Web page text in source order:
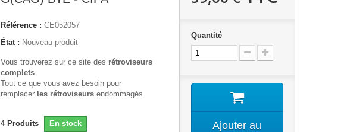
Référence : CE052057
État : Nouveau produit
Vous trouverez sur ce site des rétroviseurs
complets.
Tout ce que vous avez besoin pour
remplacer les rétroviseurs endommagés.
4 Produits En stock
Quantité
Ajouter au